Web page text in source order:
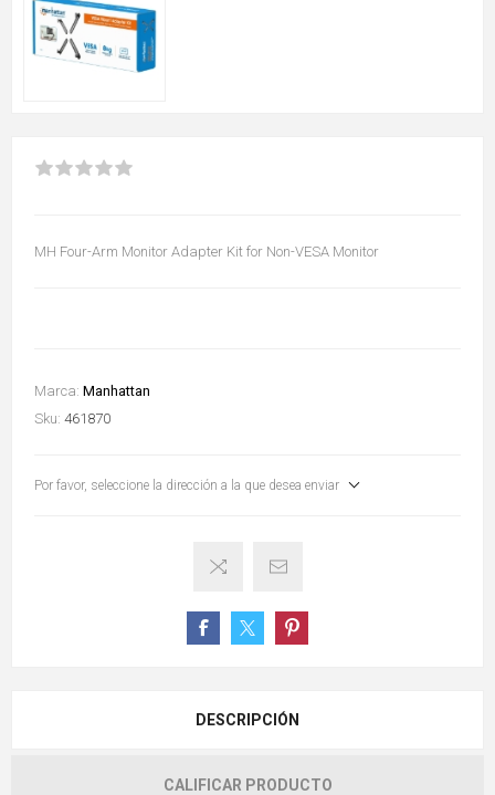
MH Four-Arm Monitor Adapter Kit for Non-VESA Monitor
Marca: Manhattan
Sku: 461870
Por favor, seleccione la dirección a la que desea enviar
DESCRIPCIÓN
CALIFICAR PRODUCTO